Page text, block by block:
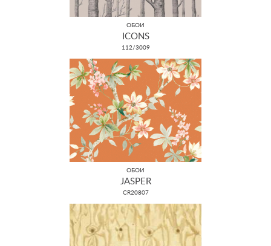
ОБОИ
ICONS
112/3009
ОБОИ
JASPER
CR20807